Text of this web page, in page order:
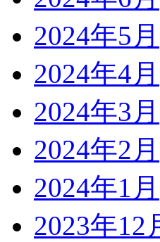
2024年5月
2024年4月
2024年3月
2024年2月
2024年1月
2023年12